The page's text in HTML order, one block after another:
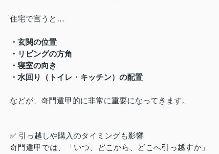
住宅で言うと…
・玄関の位置
・リビングの方角
・寝室の向き
・水回り（トイレ・キッチン）の配置
などが、奇門遁甲的に非常に重要になってきます。
✅ 引っ越しや購入のタイミングも影響
奇門遁甲では、「いつ、どこから、どこへ引っ越すか」